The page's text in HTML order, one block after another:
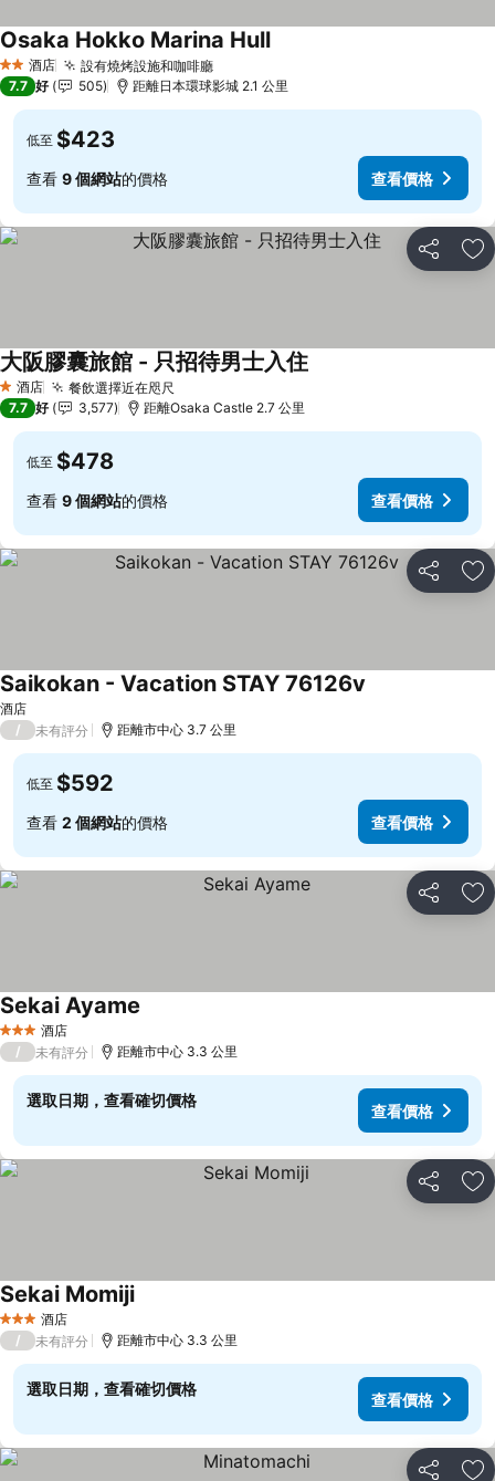
2 星級酒店 設有燒烤設施和咖啡廳
Osaka Hokko Marina Hull
7.7 好 505 距離日本環球影城 2.1 公里
低至 $423
查看 9 個網站的價格 查看價格
分享 放
1 星級
酒店 餐飲選擇近在咫尺
大阪膠囊旅館 - 只招待男士入住
7.7 好 3,577 距離Osaka Castle 2.7 公里
低至 $478
查看 9 個網站的價格 查看價格
分享 放
酒店
Saikokan - Vacation STAY 76126v
/ 未有評分 距離市中心 3.7 公里
低至 $592
查看 2 個網站的價格 查看價格
分享 放
3 星級 酒店
Sekai Ayame
/ 未有評分 距離市中心 3.3 公里
選取日期，查看確切價格
查看價格
分享 放
3 星級 酒店
Sekai Momiji
/ 未有評分 距離市中心 3.3 公里
選取日期，查看確切價格
查看價格